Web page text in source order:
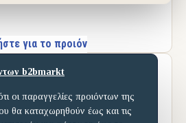
για το προιόν
b2bmarkt
οι παραγγελίες προιόντων της
θα καταχωρηθούν έως και τις